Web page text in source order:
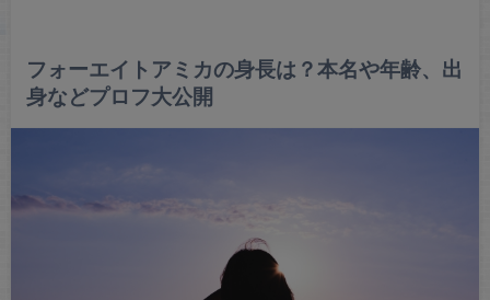
フォーエイトアミカの身長は？本名や年齢、出
身などプロフ大公開